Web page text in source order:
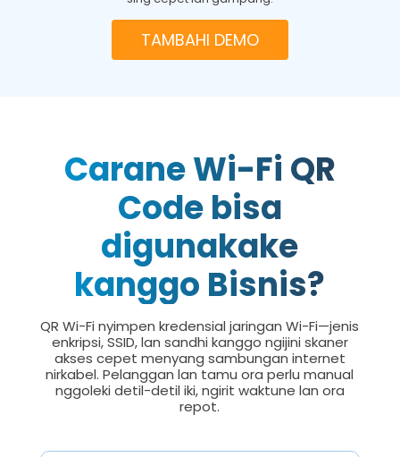
TAMBAHI DEMO
Carane Wi-Fi QR
Code bisa
digunakake
kanggo Bisnis?
QR Wi-Fi nyimpen kredensial jaringan Wi-Fi—jenis
enkripsi, SSID, lan sandhi kanggo ngijini skaner
akses cepet menyang sambungan internet
nirkabel. Pelanggan lan tamu ora perlu manual
nggoleki detil-detil iki, ngirit waktune lan ora
repot.